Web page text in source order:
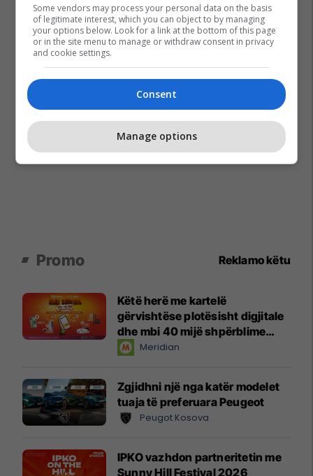
Promo Reklamo këtu
Këtë herë me kartelë
gërvishtëse plotësisht digjitale
dhe mbi 40 mijë shpërblime
instant!Meridian
Zgjidhni një nga katër modelet
tuaja të preferuara Peugeot
Peugot Kosova
IPKO vazhdon partneritetin me
Sunny Hill Festival 2026
Some vendors may process your personal data on the basis
of legitimate interest, which you can object to by managing
your options below. Look for a link at the bottom of this page
or in the site menu to manage or withdraw consent in privacy
and cookie settings.
Consent
Manage options